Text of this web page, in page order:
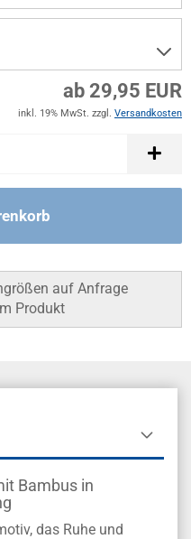
ab 29,95 EUR
inkl. 19% MwSt. zzgl. Versandkosten
auf Anfrage
Produkt
Bambus in
das Ruhe und